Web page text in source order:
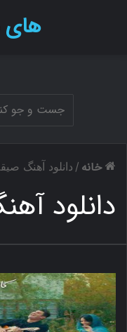
خانه / دانلود آهنگ
دانلود